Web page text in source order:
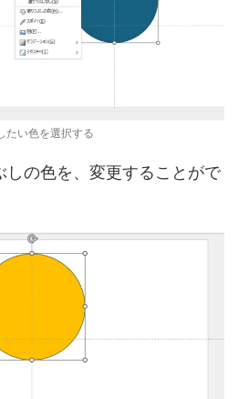
たい色を選択する
しの色を、変更することがで